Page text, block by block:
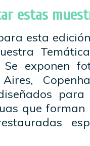
estas
esta
exponen
para
que